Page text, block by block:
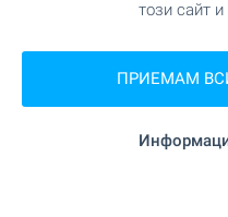
Без комисионна!
този сайт и
ПРИЕМАМ